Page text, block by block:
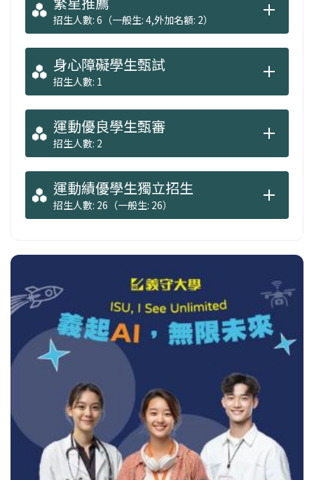
招生人數: 6（一般生: 4,外加名額: 2）
身心障礙學生甄試
招生人數: 1
運動優良學生甄審
招生人數: 2
運動績優學生獨立招生
招生人數: 26（一般生: 26）